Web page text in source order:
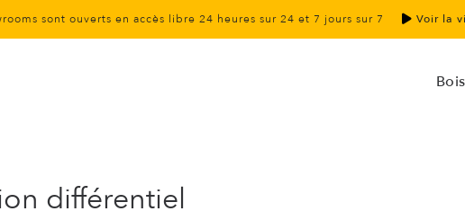
sont ouverts en accès libre 24 heures sur 24 et 7 jours sur 7 Voir la
Bois
différentiel